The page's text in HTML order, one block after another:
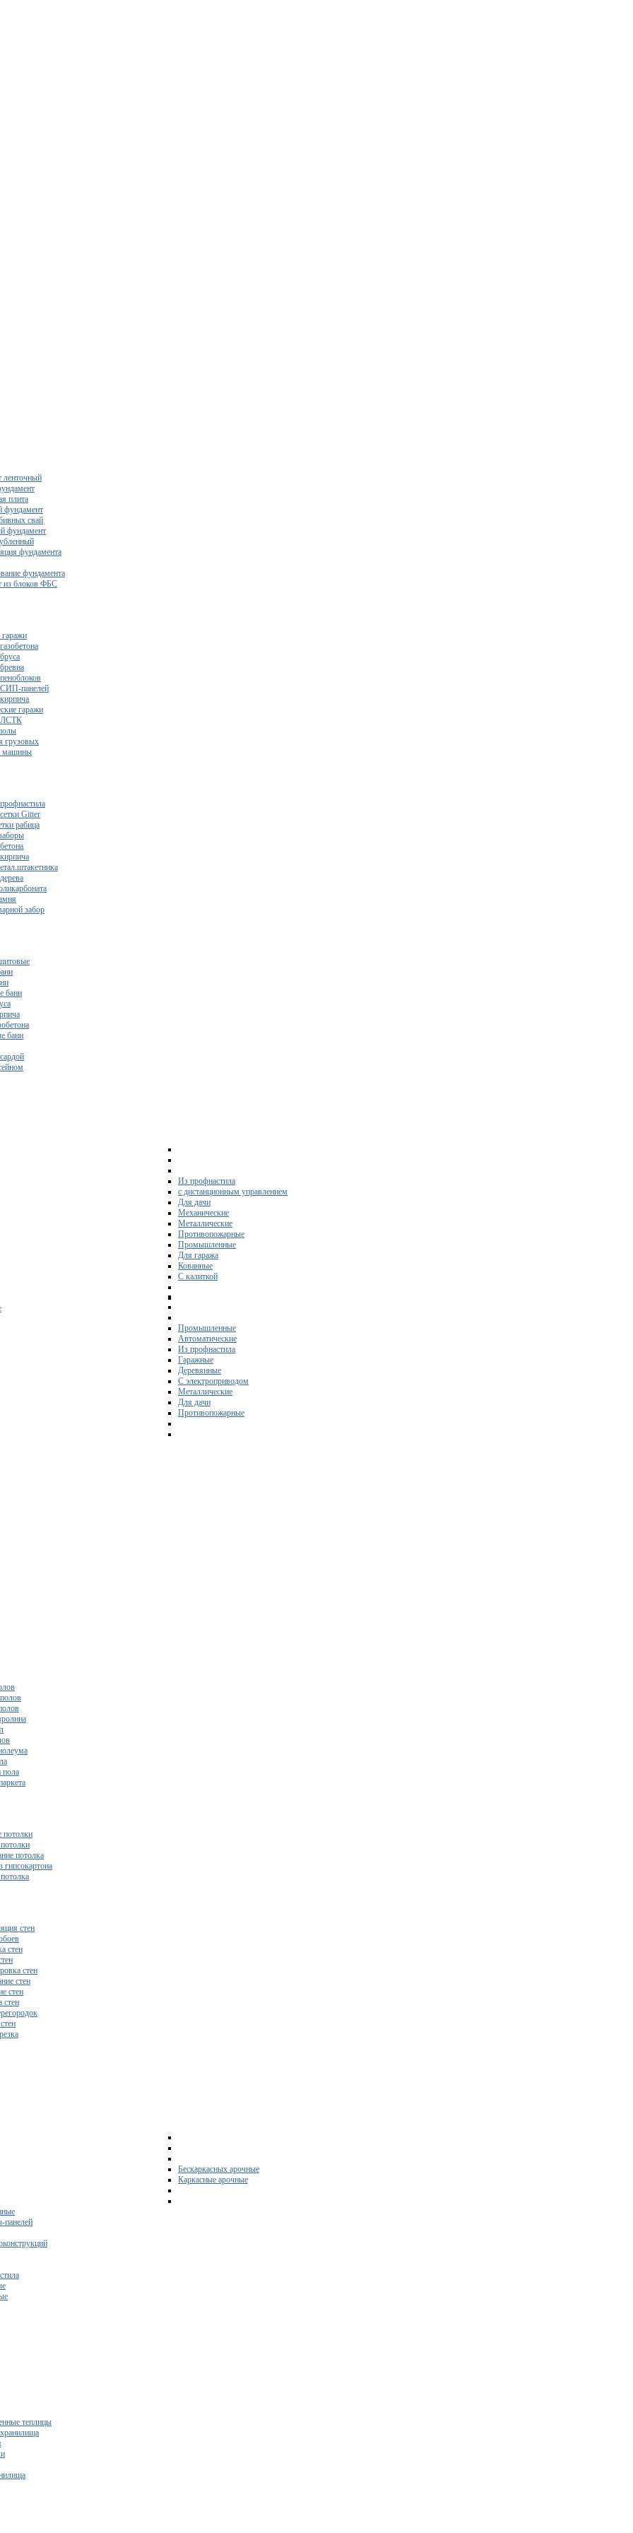
ленточный
плита
фундамент
свай
фундамент
фундамента
фундамента
из блоков ФБС
панелей
гаражи
ЛСТК
грузовых
машины
Gitter
рабица
забор
бани
бани
Из профнастила
с дистанционным управлением
Для дачи
Механические
Металлические
Противопожарные
Промышленные
Для гаража
Кованные
С калиткой
Промышленные
Автоматические
Из профнастила
Гаражные
Деревянные
С электроприводом
Металлические
Для дачи
Противопожарные
потолки
потолка
гипсокартона
стен
стен
стен
стен
стен
стен
Бескаркасных арочные
Каркасные арочные
панелей
теплицы
расчет сметы исходя из вашего бюджета!